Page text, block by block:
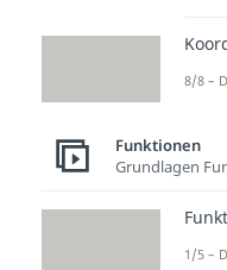
8/8 –
Funktionen
Grundlagen
1/5 –